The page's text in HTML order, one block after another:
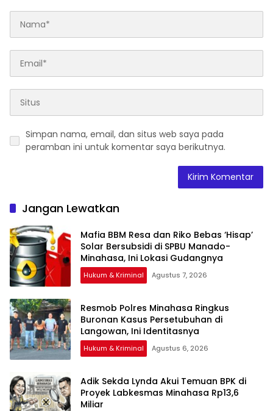
Simpan nama, email, dan situs web saya pada
peramban ini untuk komentar saya berikutnya.
Jangan Lewatkan
Mafia BBM Resa dan Riko Bebas ‘Hisap’
Solar Bersubsidi di SPBU Manado-
Minahasa, Ini Lokasi Gudangnya
Hukum & Kriminal Agustus 7, 2026
Resmob Polres Minahasa Ringkus
Buronan Kasus Persetubuhan di
Langowan, Ini Identitasnya
Hukum & Kriminal Agustus 6, 2026
Adik Sekda Lynda Akui Temuan BPK di
Proyek Labkesmas Minahasa Rp13,6
Miliar